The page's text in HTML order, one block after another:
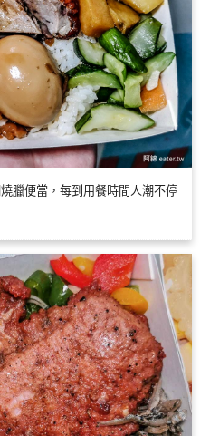
臘便當，每到用餐時間人潮不停